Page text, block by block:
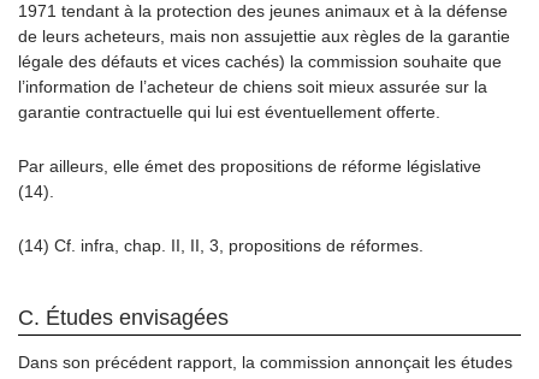
1971 tendant à la protection des jeunes animaux et à la défense
de leurs acheteurs, mais non assujettie aux règles de la garantie
légale des défauts et vices cachés) la commission souhaite que
l’information de l’acheteur de chiens soit mieux assurée sur la
garantie contractuelle qui lui est éventuellement offerte.
Par ailleurs, elle émet des propositions de réforme législative
(14).
(14) Cf. infra, chap. II, II, 3, propositions de réformes.
C. Études envisagées
Dans son précédent rapport, la commission annonçait les études